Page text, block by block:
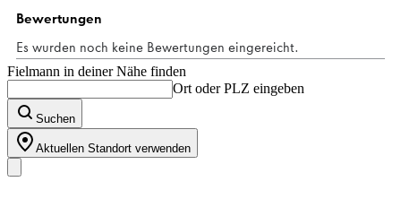
Bewertungen
Fielmann in deiner Nähe finden
Ort oder PLZ eingeben
Suchen
Aktuellen Standort verwenden